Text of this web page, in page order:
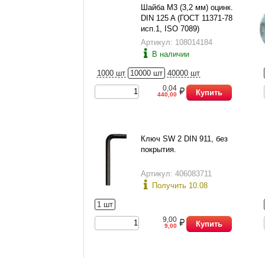
Шайба М3 (3,2 мм) оцинк.
DIN 125 A (ГОСТ 11371-78
исп.1, ISO 7089)
Артикул: 108014184
В наличии
1000 шт 10000 шт 40000 шт
0,04
440,00 Купить
Ключ SW 2 DIN 911, без
покрытия.
Артикул: 406083711
Получить 10.08
1 шт
9,00
9,00 Купить